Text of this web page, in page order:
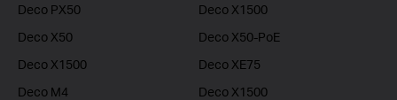
Deco PX50
Deco X1500
Deco X50
Deco X50-PoE
Deco X1500
Deco XE75
Deco M4
Deco X1500